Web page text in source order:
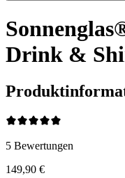
Drink &
5 Bewertungen
149,90 €